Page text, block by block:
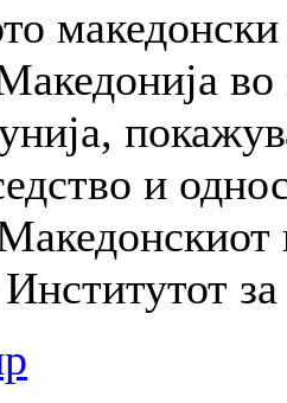
македонски
и